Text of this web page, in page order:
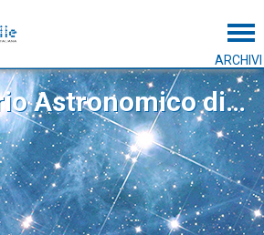
ARCHIVI
Osservatorio Astronomico di Roma